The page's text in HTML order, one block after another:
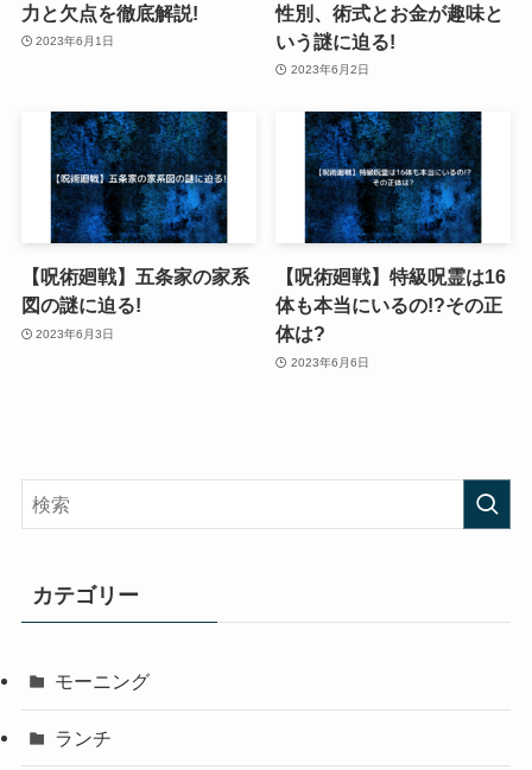
力と欠点を徹底解説!
2023年6月1日
性別、術式とお金が趣味と
いう謎に迫る!
2023年6月2日
【呪術廻戦】五条家の家系
図の謎に迫る!
2023年6月3日
【呪術廻戦】特級呪霊は16
体も本当にいるの!?その正
体は?
2023年6月6日
カテゴリー
モーニング
ランチ